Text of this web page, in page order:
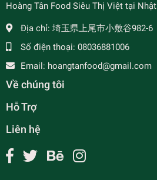
Hoàng Tân Food Siêu Thị Việt tại Nhật
Địa chỉ: 埼玉県上尾市小敷谷982-6
Số điện thoại: 08036881006
Email: hoangtanfood@gmail.com
Về chúng tôi
Hỗ Trợ
Liên hệ
undefined